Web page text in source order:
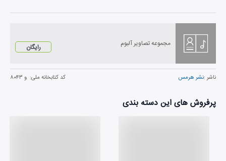
مجموعه تصاویر آلبوم رایگان
ناشر :نشر هرمس کد کتابخانه ملی: و ۸۰۴۳
پرفروش های این دسته بندی